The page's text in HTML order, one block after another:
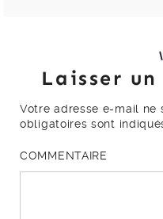
Laisser
Votre adresse e-mail ne
obligatoires sont
COMMENTAIRE